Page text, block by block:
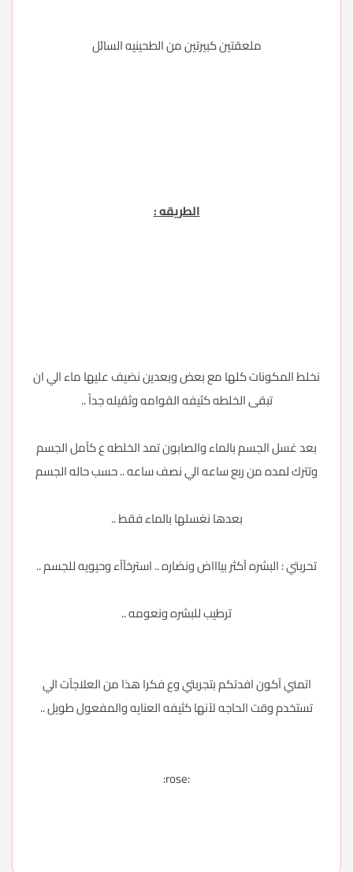
ملعقتين كبيرتين من الطحينيه السائل
الطريقه :
نخلط المكونات كلها مع بعض وبعدين نضيف عليها ماء الي ان
تبقى الخلطه كثيفه القوامه وثقيله جداً ..
بعد غسل الجسم بالماء والصابون تمد الخلطه ع كآمل الجسم
وتترك لمده من ربع ساعه الي نصف ساعه .. حسب حاله الجسم
بعدها نغسلها بالماء فقط ..
تحربتي : البشره آكثر بياااض ونضاره .. استرخآآء وحيويه للجسم ..
ترطيب للبشره ونعومه ..
اتمني آكون افدتكم بتجربتي وع فكرا هذا من العلاجآت الي
تستخدم وقت الحاجه لآنها كثيفه العنايه والمفعول طويل ..
:rose: